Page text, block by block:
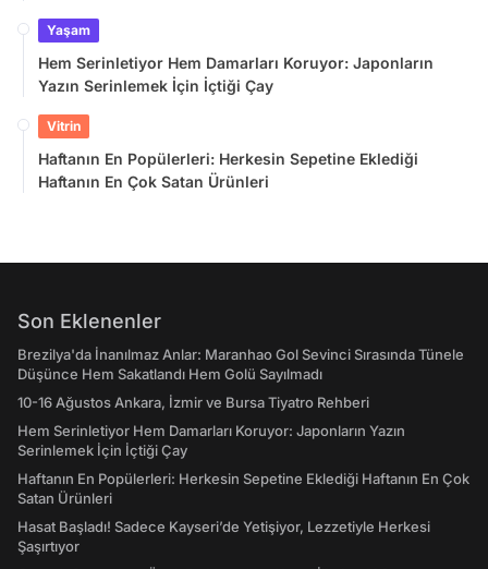
Yaşam
Hem Serinletiyor Hem Damarları Koruyor: Japonların
Yazın Serinlemek İçin İçtiği Çay
Vitrin
Haftanın En Popülerleri: Herkesin Sepetine Eklediği
Haftanın En Çok Satan Ürünleri
Son Eklenenler
Brezilya'da İnanılmaz Anlar: Maranhao Gol Sevinci Sırasında Tünele
Düşünce Hem Sakatlandı Hem Golü Sayılmadı
10-16 Ağustos Ankara, İzmir ve Bursa Tiyatro Rehberi
Hem Serinletiyor Hem Damarları Koruyor: Japonların Yazın
Serinlemek İçin İçtiği Çay
Haftanın En Popülerleri: Herkesin Sepetine Eklediği Haftanın En Çok
Satan Ürünleri
Hasat Başladı! Sadece Kayseri’de Yetişiyor, Lezzetiyle Herkesi
Şaşırtıyor